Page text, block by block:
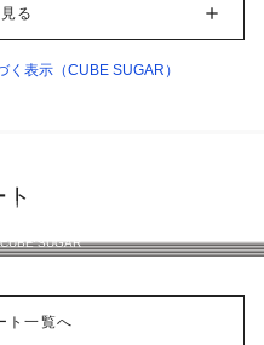
る
表示（CUBE SUGAR）
CUBE SUGAR
CUBE SUGAR
CUBE SUGAR
CUBE SUGAR
ト一覧へ